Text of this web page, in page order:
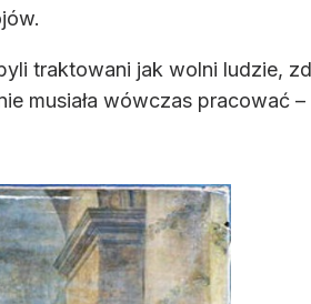
traktowani jak wolni ludzie,
musiała wówczas pracować